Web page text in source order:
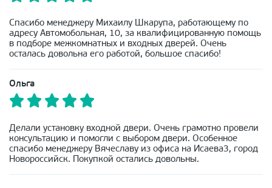
Спасибо менеджеру Михаилу Шкарупа, работающему по
адресу Автомобольная, 10, за квалифицированную помощь
в подборе межкомнатных и входных дверей. Очень
осталась довольна его работой, большое спасибо!
Ольга
Делали установку входной двери. Очень грамотно провели
консультацию и помогли с выбором двери. Особенное
спасибо менеджеру Вячеславу из офиса на Исаева3, город
Новороссийск. Покупкой остались довольны.